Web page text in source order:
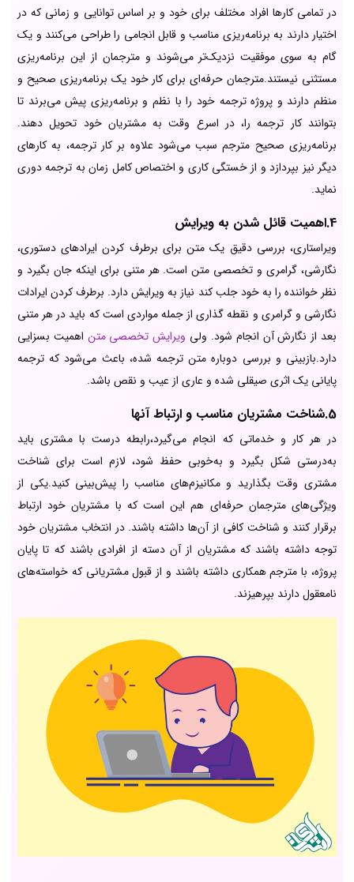
در تمامی کارها افراد مختلف برای خود و بر اساس توانایی و زمانی که در
اختیار دارند به برنامه‌ریزی مناسب و قابل انجامی را طراحی می‌کنند و یک
گام به سوی موفقیت نزدیک‌تر می‌شوند و مترجمان از این برنامه‌ریزی
مستثنی نیستند.مترجمان حرفه‌ای برای کار خود یک برنامه‌ریزی صحیح و
منظم دارند و پروژه ترجمه خود را با نظم و برنامه‌ریزی پیش می‌برند تا
بتوانند کار ترجمه را، در اسرع وقت به مشتریان خود تحویل دهند.
برنامه‌ریزی صحیح مترجم سبب می‌شود علاوه بر کار ترجمه، به کارهای
دیگر نیز بپردازد و از خستگی کاری و اختصاص کامل زمان به ترجمه دوری
نماید.
4.اهمیت قائل شدن به ویرایش
ویراستاری، بررسی دقیق یک متن برای برطرف کردن ایرادهای دستوری،
نگارشی، گرامری و تخصصی متن است. هر متنی برای اینکه جان بگیرد و
نظر خواننده را به خود جلب کند نیاز به ویرایش دارد. برطرف کردن ایرادات
نگارشی و گرامری و نقطه گذاری از جمله مواردی است که باید در هر متنی
بعد از نگارش آن انجام شود. ولی ویرایش تخصصی متن اهمیت بسزایی
دارد.بازبینی و بررسی دوباره متن ترجمه شده، باعث می‌شود که ترجمه
پایانی یک اثری صیقلی شده و عاری از عیب و نقص باشد.
5.شناخت مشتریان مناسب و ارتباط آن‎ها
در هر کار و خدماتی که انجام می‌گیرد،رابطه درست با مشتری باید
به‌درستی شکل بگیرد و به‌خوبی حفظ شود، لازم است برای شناخت
مشتری وقت بگذارید و مکانیزم‌های مناسب را پیش‌بینی کنید.یکی از
ویژگی‌های مترجمان حرفه‌ای هم این است که با مشتریان خود ارتباط
برقرار کنند و شناخت کافی از آن‌‎ها داشته باشند. در انتخاب مشتریان خود
توجه داشته باشند که مشتریان از آن دسته از افرادی باشند که تا پایان
پروژه، با مترجم همکاری داشته باشند و از قبول مشتریانی که خواسته‌های
نامعقول دارند بپرهیزند.